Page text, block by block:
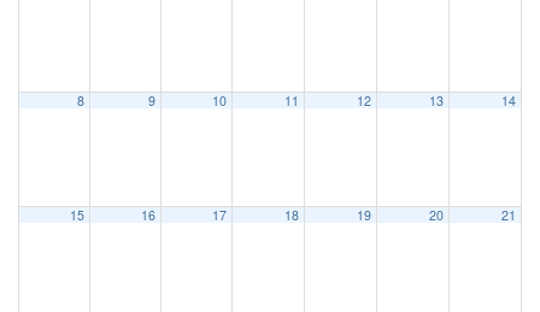
8 9 10 11 12 13 14
15 16 17 18 19 20 21